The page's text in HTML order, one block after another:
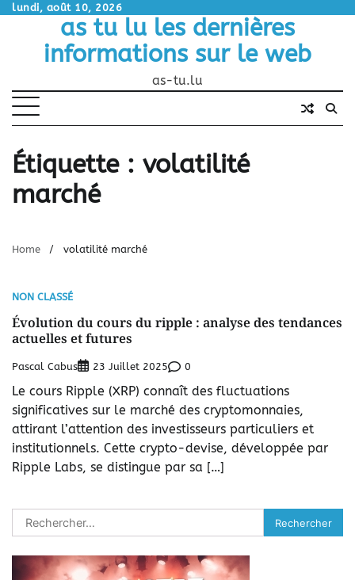
Skiplundi, août 10, 2026
as tu lu les dernières
informations sur le web
as-tu.lu
Étiquette : volatilité
marché
Home volatilité marché
NON CLASSÉ
Évolution du cours du ripple : analyse des tendances
actuelles et futures
Pascal Cabus 23 Juillet 2025 0
Le cours Ripple (XRP) connaît des fluctuations
significatives sur le marché des cryptomonnaies,
attirant l’attention des investisseurs particuliers et
institutionnels. Cette crypto-devise, développée par
Ripple Labs, se distingue par sa […]
Rechercher :